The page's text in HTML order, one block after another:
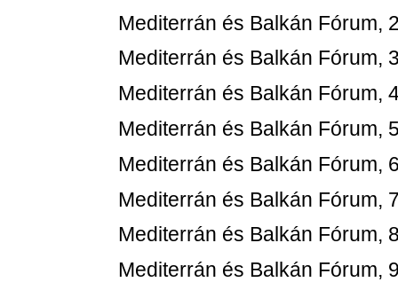
Mediterrán és Balkán Fórum,
Mediterrán és Balkán Fórum,
Mediterrán és Balkán Fórum,
Mediterrán és Balkán Fórum,
Mediterrán és Balkán Fórum,
Mediterrán és Balkán Fórum,
Mediterrán és Balkán Fórum,
Mediterrán és Balkán Fórum,